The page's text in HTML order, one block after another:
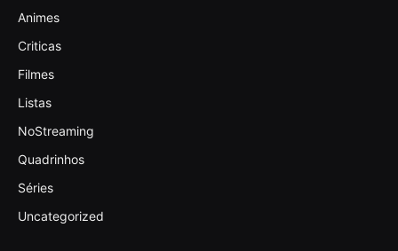
Animes
Criticas
Filmes
Listas
NoStreaming
Quadrinhos
Séries
Uncategorized